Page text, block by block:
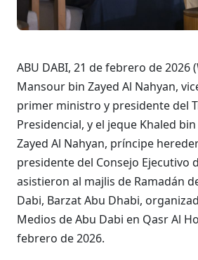
ABU DABI, 21 de febrero de 2026
Mansour bin Zayed Al Nahyan,
primer ministro y presidente del
Presidencial, y el jeque Khaled
Zayed Al Nahyan, príncipe
presidente del Consejo Ejecutivo
asistieron al majlis de Ramadán
Dabi, Barzat Abu Dhabi,
Medios de Abu Dabi en Qasr Al
febrero de 2026.